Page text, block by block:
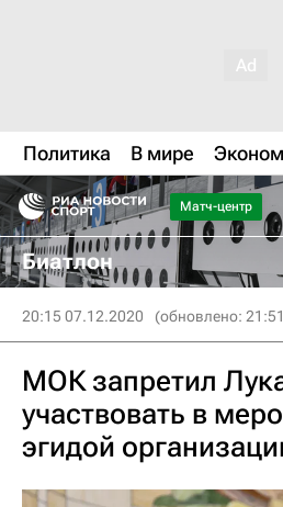
Политика В мире
Матч-центр
Биатлон
20:15 07.12.2020 (обновлено:
МОК запретил
участвовать в
эгидой